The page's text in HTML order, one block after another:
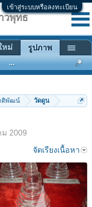
เข้าสู่ระบบหรือลงทะเบียน
ติพัฒน์ วัดดูน
2009
จัดเรียงเนื้อหา
วพุทธ
หม่ รูปภาพ
...